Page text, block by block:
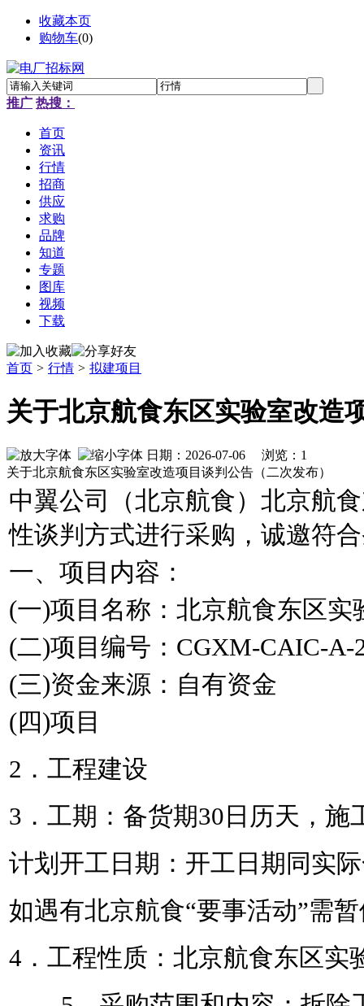
收藏本页
购物车(0)
推广 热搜：
首页
资讯
行情
招商
供应
求购
品牌
知道
专题
图库
视频
下载
首页 > 行情 > 拟建项目
关于北京航食东区实验室改造
日期：2026-07-06 浏览： 1
关于北京航食东区实验室改造项目谈判公告（二次发布）
中翼公司（北京航食）北京航
性谈判方式进行采购，诚邀符
一、项目内容：
(一)项目名称：北京航食东区实
(二)项目编号：CGXM-CAIC-A-
(三)资金来源：自有资金
(四)项目
2．工程建设
3．工期：备货期30日历天，施
计划开工日期： 开工日期同实
如遇有北京航食“要事活动”需
4．工程性质：北京航食东区实